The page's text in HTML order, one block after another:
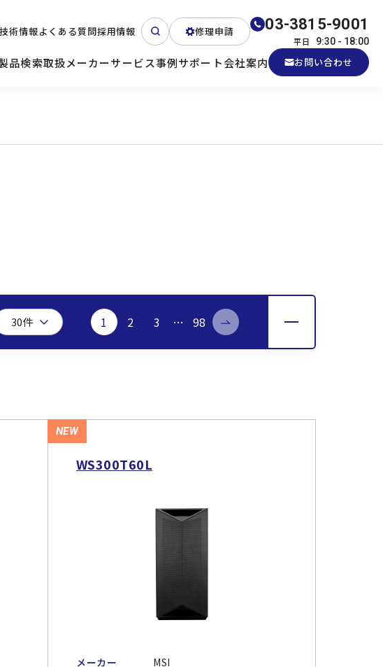
技術情報よくある質問採用情報 修理申請 03-3815-9001
平日 9:30 - 18:00
品検索
産業用PC
取扱メーカーサービス事例サポート会社案内 お問い合わせ
1 2 3 … 98
NEW
WS300T60L
メーカー
MSI